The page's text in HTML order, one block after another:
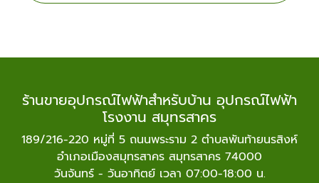
ร้านขายอุปกรณ์ไฟฟ้าสำหรับบ้าน อุปกรณ์ไฟฟ้า
โรงงาน สมุทรสาคร
189/216-220 หมู่ที่ 5 ถนนพระราม 2 ตำบลพันท้ายนรสิงห์
อำเภอเมืองสมุทรสาคร สมุทรสาคร 74000
วันจันทร์ - วันอาทิตย์ เวลา 07:00-18:00 น.